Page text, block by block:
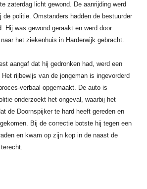
zaterdag licht gewond. De aanrijding werd
de politie. Omstanders hadden de bestuurder
Hij was gewond geraakt en werd door
het ziekenhuis in Harderwijk gebracht.
aangaf dat hij gedronken had, werd een
Het rijbewijs van de jongeman is ingevorderd
verbaal opgemaakt. De auto is
onderzoekt het ongeval, waarbij het
de Doornspijker te hard heeft gereden en
Bij de correctie botste hij tegen een
en kwam op zijn kop in de naast de